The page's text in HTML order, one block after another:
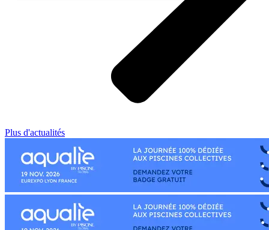
Plus d'actualités